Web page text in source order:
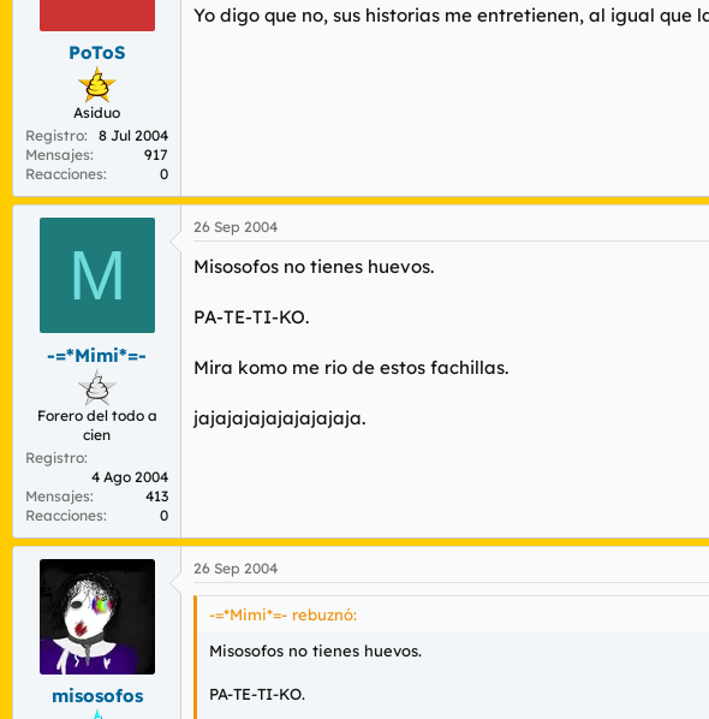
PoToS
Asiduo
Registro
8 Jul 2004
Mensajes
917
Reacciones
0
Yo digo que no, sus historias me entretienen, al igual que
M
-=*Mimi*=-
Forero del todo a
cien
Registro
4 Ago 2004
Mensajes
413
Reacciones
0
26 Sep 2004
Misosofos no tienes huevos.
PA-TE-TI-KO.
Mira komo me rio de estos fachillas.
jajajajajajajajajaja.
misosofos
26 Sep 2004
-=*Mimi*=- rebuznó:
Misosofos no tienes huevos.
PA-TE-TI-KO.